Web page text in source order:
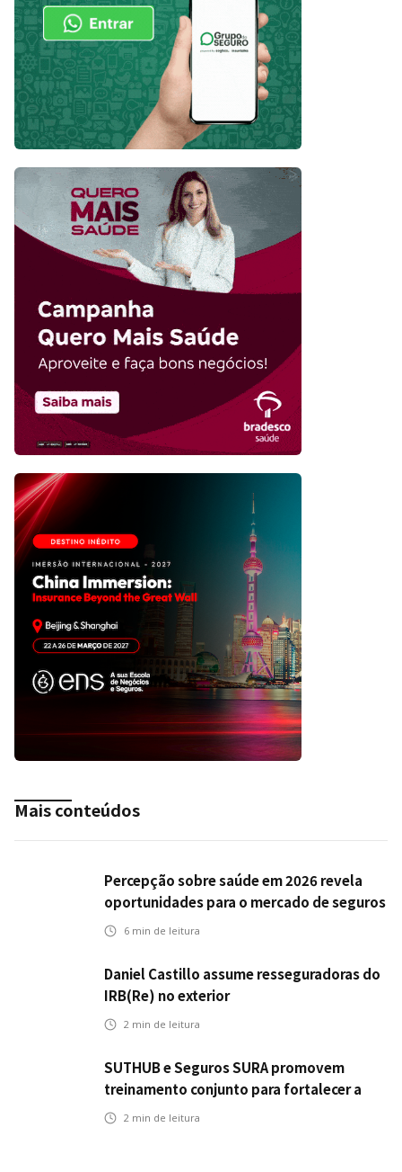
Mais conteúdos
Percepção sobre saúde em 2026 revela
oportunidades para o mercado de seguros
ampliar cobertura e prevenção
6 min de leitura
Daniel Castillo assume resseguradoras do
IRB(Re) no exterior
2 min de leitura
SUTHUB e Seguros SURA promovem
treinamento conjunto para fortalecer a
operação comercial do Seguro Mobilidade
2 min de leitura